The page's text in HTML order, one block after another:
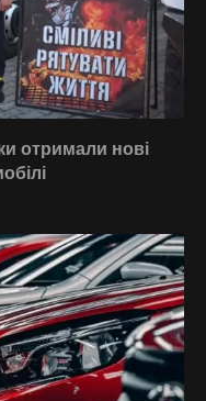
отримали нові